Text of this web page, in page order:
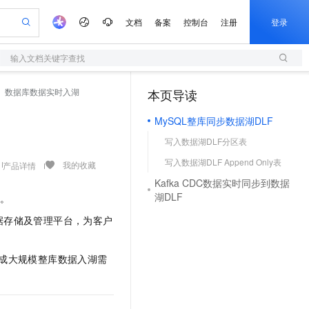
文档 备案 控制台 注册 登录
输入文档关键字查找
数据库数据实时入湖
产品详情 我的收藏
储及管理平台，为客户
大规模整库数据入湖需
本页导读
MySQL整库同步数据湖DLF
写入数据湖DLF分区表
写入数据湖DLF Append Only表
Kafka CDC数据实时同步到数据
湖DLF
平台百炼
1.1-T2V
腻的高质量视频
1.1-I2V
语音识别与合成
全托管，含MySQL、PostgreSQL、SQL Server、MariaDB多引擎
能体编程平台
轻量应用服务器
快速构建应用程序和网站，即刻迈出上云第一步
数字证书管理服务（原SSL证书）
实现全站HTTPS，呈现可信的WEB访问
短信服务
V4-Pro
属 QwenPaw
一句话生成原生可编辑精美 PPT 文稿
输入一句话想法, 轻松生成专业的 PPT
一键部署幻兽帕鲁游戏服务器 HOT
一键购买专属联机服务器，轻松开启游戏
漫剧工坊：一站式动画创作平台
创作，一键激活电商全链路生产力
成，高效打造优质广告素材
AI 活动
AI 生产力先锋
先锋实践拓展 AI 生产力的边界
飞天发布时刻
所见，即是所愿
AI 实训营
阿里云 OPC 创新助力计划
Token 补贴，五大权
益加速 OPC 成功
专业服务
公司注册
上云迁移
计划
Alibaba Cloud ISV 合作
服务伙伴合作计划
Al MaaS 服务伙伴赋能合作
伙伴信用分合作计划
更多支持
合作伙伴培训与认证
开发者社区
加入我们